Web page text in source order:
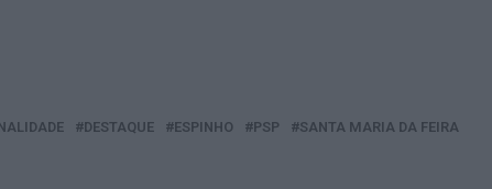
DESTAQUE ESPINHO PSP
SANTA MARIA DA FEIRA